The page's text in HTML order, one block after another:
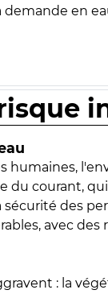
en
humaines,
du courant,
des
avec des
: la